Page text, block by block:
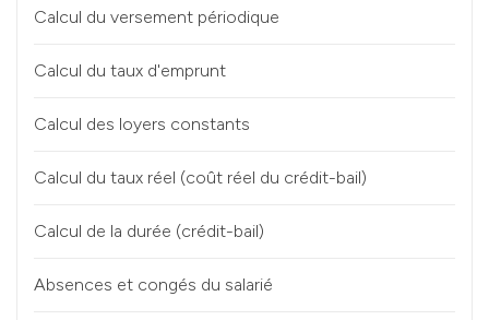
Calcul du versement périodique
Calcul du taux d'emprunt
Calcul des loyers constants
Calcul du taux réel (coût réel du crédit-bail)
Calcul de la durée (crédit-bail)
Absences et congés du salarié